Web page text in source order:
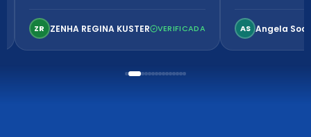
confortável. Perfeito!
ZR ZENHA REGINA KUSTER VERIFICADA AS Angela